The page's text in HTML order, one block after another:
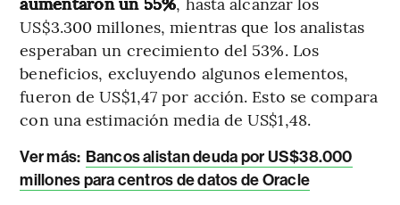
US$3.300 millones, mientras que los analistas
esperaban un crecimiento del 53%. Los
beneficios, excluyendo algunos elementos,
fueron de US$1,47 por acción. Esto se compara
con una estimación media de US$1,48.
Ver más: Bancos alistan deuda por US$38.000
millones para centros de datos de Oracle